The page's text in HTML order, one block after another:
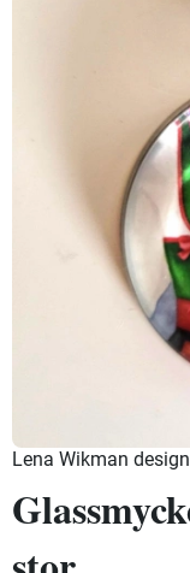
Lena Wikman design